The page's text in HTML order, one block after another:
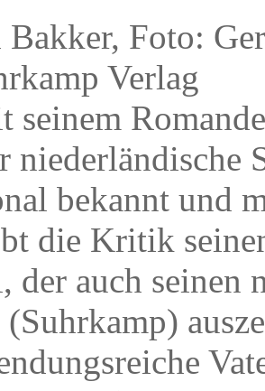
Bakker, Foto:
Verlag
seinem
niederländische
bekannt und
die Kritik
der auch seinen
(Suhrkamp)